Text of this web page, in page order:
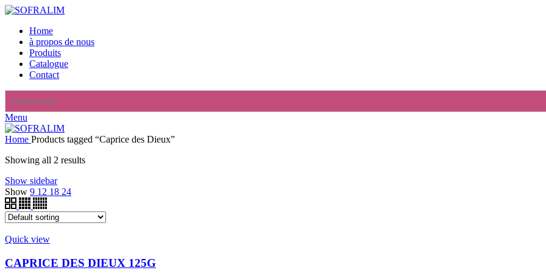
Home
à propos de nous
Produits
Catalogue
Contact
Search
for:
Menu
Home Products tagged “Caprice des Dieux”
Showing all 2 results
Show sidebar
Show 9 12 18 24
Quick view
CAPRICE DES DIEUX 125G